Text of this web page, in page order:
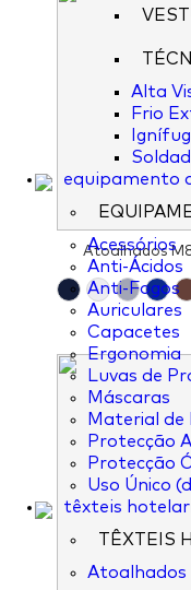
Alta
Frio
equipamento
Acessórios
Anti-Ácidos
Anti-Fogos
Auriculares
Capacetes
Ergonomia
Luvas de
Máscaras
Material de
Protecção
Protecção
Uso Único
têxteis
TÊXTEIS
Atoalhados
Atoalhados